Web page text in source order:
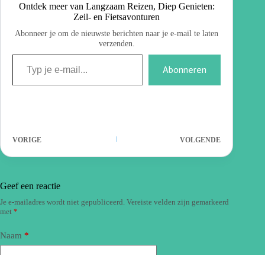
Ontdek meer van Langzaam Reizen, Diep Genieten:
Zeil- en Fietsavonturen
Abonneer je om de nieuwste berichten naar je e-mail te laten
verzenden.
Abonneren
VORIGE VOLGENDE
Geef een reactie
Je e-mailadres wordt niet gepubliceerd. Vereiste velden zijn gemarkeerd
met *
Naam *